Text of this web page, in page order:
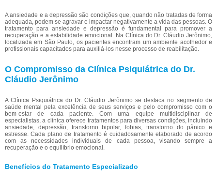
A ansiedade e a depressão são condições que, quando não tratadas de forma
adequada, podem se agravar e impactar negativamente a vida das pessoas. O
tratamento para ansiedade e depressão é fundamental para promover a
recuperação e a estabilidade emocional. Na Clínica do Dr. Cláudio Jerônimo,
localizada em São Paulo, os pacientes encontram um ambiente acolhedor e
profissionais capacitados para auxiliá-los nesse processo de reabilitação.
O Compromisso da Clínica Psiquiátrica do Dr.
Cláudio Jerônimo
A Clínica Psiquiátrica do Dr. Cláudio Jerônimo se destaca no segmento de
saúde mental pela excelência de seus serviços e pelo compromisso com o
bem-estar de cada paciente. Com uma equipe multidisciplinar de
especialistas, a clínica oferece tratamentos para diversas condições, incluindo
ansiedade, depressão, transtorno bipolar, fobias, transtorno do pânico e
estresse. Cada plano de tratamento é cuidadosamente elaborado de acordo
com as necessidades individuais de cada pessoa, visando sempre a
recuperação e o equilíbrio emocional.
Benefícios do Tratamento Especializado